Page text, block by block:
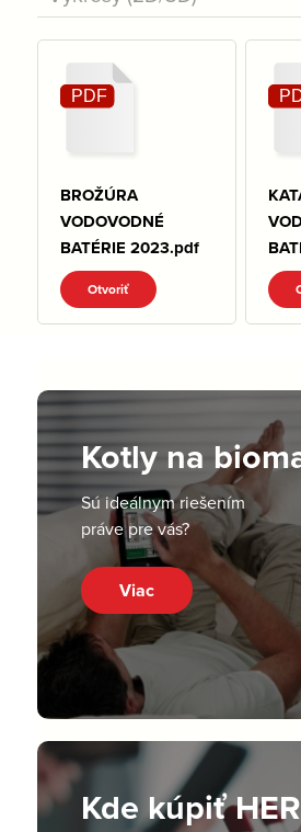
BROŽÚRA
VODOVODNÉ
BATÉRIE 2023.pdf
Otvoriť
Kotly na
Sú ideálnym riešením
práve pre vás?
Viac
Kde kúpiť